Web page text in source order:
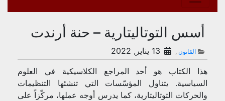
أسس التوتاليتارية – حنة أرندت
القانون ,
هذا الكتاب هو أحد المراجع الكلاسيكية في العلوم
السياسية. يتناول المؤسّسات التي تنشئها التنظيمات
والحركات التوتاليتارية، كما يدرس أوجه عملها، مركّزاً على